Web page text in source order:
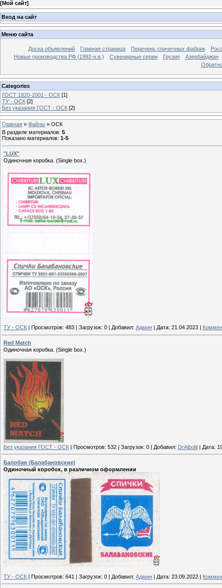
[Мой сайт]
Вход на сайт
Меню сайта
Доска объявлений Главная страница Перечень спичечных фабрик
Новые производства РФ (1992-н.в.)
Сувенирные серии Грузия
Азербайджан
Categories
ГОСТ 1820-2001 - ОСК [1]
ТУ - ОСК [2]
Без указания ГОСТ - ОСК [2]
Главная » Файлы » ОСК
В разделе материалов: 5
Показано материалов: 1-5
"LUX"
Одиночная коробка. (Single box.)
ТУ - ОСК Просмотров: 483 Загрузок: 0 Добавил: Админ Дата: 21.04.2023
Red Match
Одиночная коробка. (Single box.)
Без указания ГОСТ - ОСК | Просмотров: 532 | Загрузок: 0 | Добавил: DrAibolit | Дата:
Балобан (Балабановские)
Одиночный коробок, в различном оформлении
ТУ - ОСК | Просмотров: 641 | Загрузок: 0 | Добавил: Админ | Дата: 23.09.2022 |